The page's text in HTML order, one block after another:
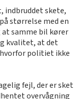
indbruddet skete,
størrelse med en
samme bil kører
kvalitet, at det
politiet ikke
fejl, der er sket
overvågning